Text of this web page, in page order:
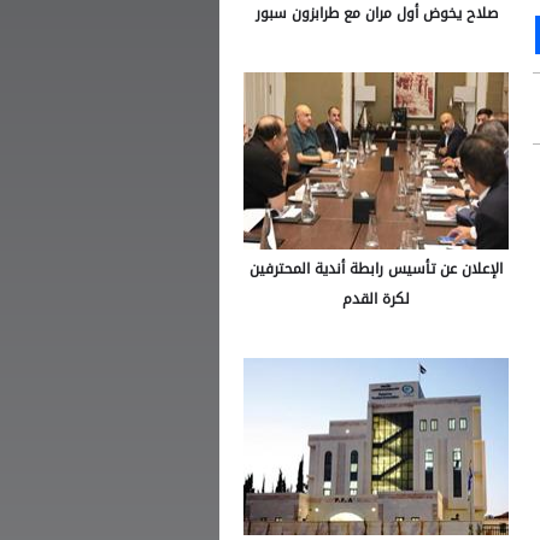
صلاح يخوض أول مران مع طرابزون سبور
الإعلان عن تأسيس رابطة أندية المحترفين
لكرة القدم